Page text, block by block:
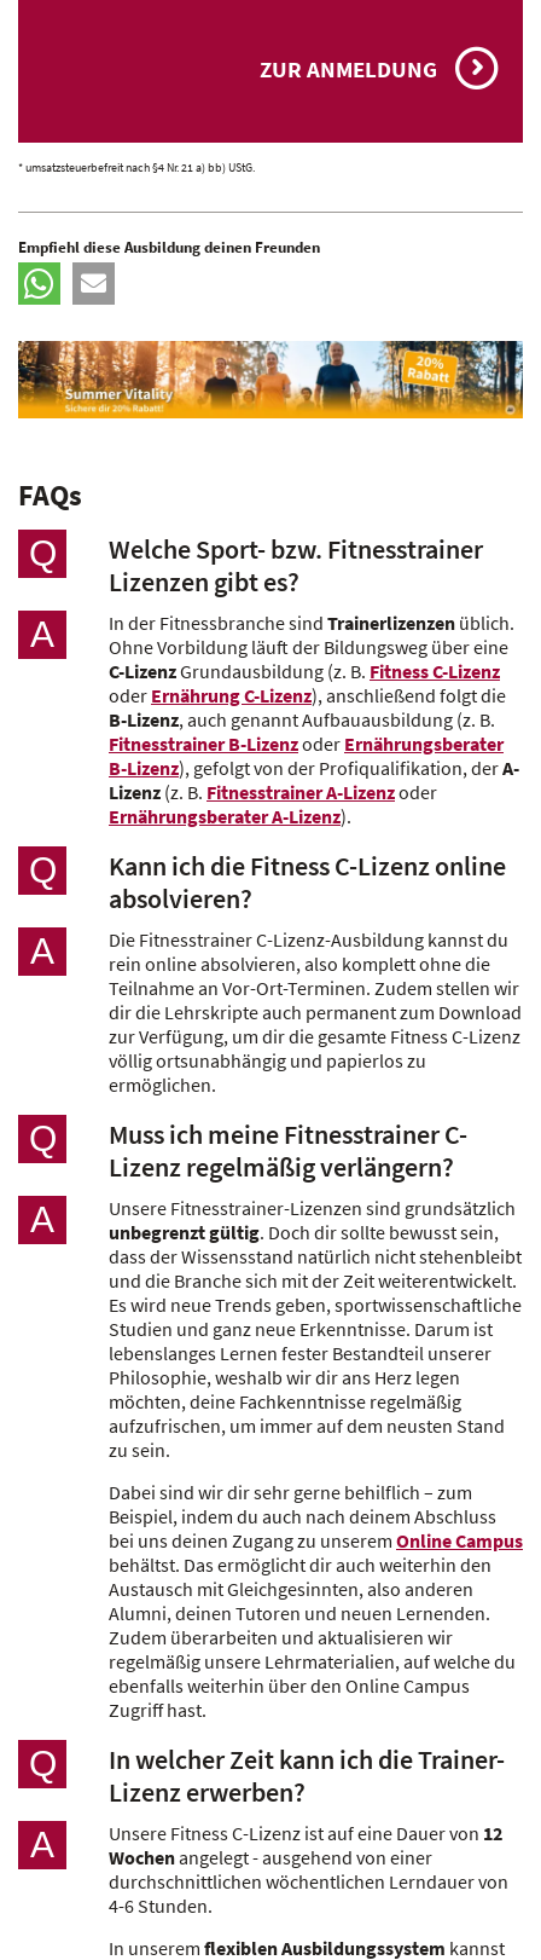
ZUR ANMELDUNG
* umsatzsteuerbefreit nach §4 Nr. 21 a) bb) UStG.
Empfiehl diese Ausbildung deinen Freunden
FAQs
Q
Welche Sport- bzw. Fitnesstrainer
Lizenzen gibt es?
A In der Fitnessbranche sind Trainerlizenzen üblich.
Ohne Vorbildung läuft der Bildungsweg über eine
C-LizenzGrundausbildung (z. B. Fitness C-Lizenz
oder Ernährung C-Lizenz), anschließend folgt die
B-Lizenz, auch genannt Aufbauausbildung (z. B.
Fitnesstrainer B-Lizenzoder Ernährungsberater
B-Lizenz), gefolgt von der Profiqualifikation, derA-
Lizenz (z. B. Fitnesstrainer A-Lizenzoder
Ernährungsberater A-Lizenz).
Q
Kann ich die Fitness C-Lizenz online
absolvieren?
A
Die Fitnesstrainer C-Lizenz-Ausbildung kannst du
rein online absolvieren, also komplett ohne die
Teilnahme an Vor-Ort-Terminen. Zudem stellen wir
dir die Lehrskripte auch permanent zum Download
zur Verfügung, um dir die gesamte Fitness C-Lizenz
völlig ortsunabhängig und papierlos zu
ermöglichen.
Q
Muss ich meine Fitnesstrainer C-
Lizenz regelmäßig verlängern?
A
Unsere Fitnesstrainer-Lizenzen sind grundsätzlich
unbegrenzt gültig. Doch dir sollte bewusst sein,
dass der Wissensstand natürlich nicht stehenbleibt
und die Branche sich mit der Zeit weiterentwickelt.
Es wird neue Trends geben, sportwissenschaftliche
Studien und ganz neue Erkenntnisse. Darum ist
lebenslanges Lernen fester Bestandteil unserer
Philosophie, weshalb wir dir ans Herz legen
möchten, deine Fachkenntnisse regelmäßig
aufzufrischen, um immer auf dem neusten Stand
zu sein.
Dabei sind wir dir sehr gerne behilflich – zum
Beispiel, indem du auch nach deinem Abschluss
bei uns deinen Zugang zu unserem Online Campus
behältst. Das ermöglicht dir auch weiterhin den
Austausch mit Gleichgesinnten, also anderen
Alumni, deinen Tutoren und neuen Lernenden.
Zudem überarbeiten und aktualisieren wir
regelmäßig unsere Lehrmaterialien, auf welche du
ebenfalls weiterhin über den Online Campus
Zugriff hast.
Q
In welcher Zeit kann ich die Trainer-
Lizenz erwerben?
A Unsere Fitness C-Lizenz ist auf eine Dauer von 12
Wochenangelegt - ausgehend von einer
durchschnittlichen wöchentlichen Lerndauer von
4-6 Stunden.
In unserem flexiblen Ausbildungssystem kannst